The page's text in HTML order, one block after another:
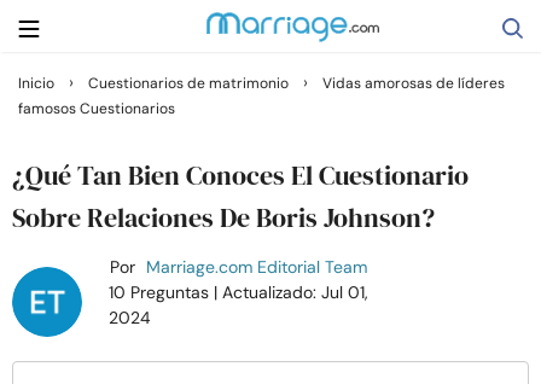
Buscar
Casarse
Relaciones
Familia
Inicio › Cuestionarios de matrimonio › Vidas amorosas de líderes
famosos Cuestionarios
¿Qué Tan Bien Conoces El Cuestionario
Sobre Relaciones De Boris Johnson?
Por Marriage.com Editorial Team
10 Preguntas | Actualizado: Jul 01,
2024